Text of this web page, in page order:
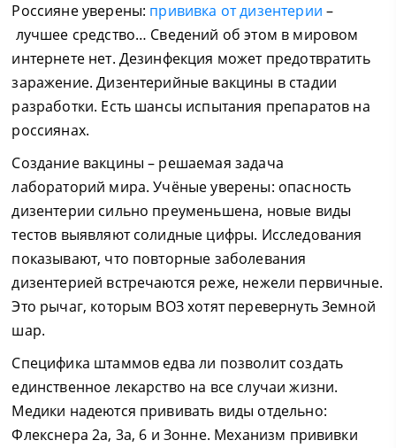
Россияне уверены: прививка от дизентерии –
лучшее средство… Сведений об этом в мировом
интернете нет. Дезинфекция может предотвратить
заражение. Дизентерийные вакцины в стадии
разработки. Есть шансы испытания препаратов на
россиянах.
Создание вакцины – решаемая задача
лабораторий мира. Учёные уверены: опасность
дизентерии сильно преуменьшена, новые виды
тестов выявляют солидные цифры. Исследования
показывают, что повторные заболевания
дизентерией встречаются реже, нежели первичные.
Это рычаг, которым ВОЗ хотят перевернуть Земной
шар.
Специфика штаммов едва ли позволит создать
единственное лекарство на все случаи жизни.
Медики надеются прививать виды отдельно:
Флекснера 2а, 3а, 6 и Зонне. Механизм прививки